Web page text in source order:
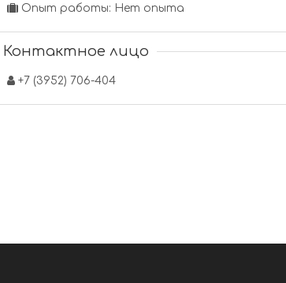
Опыт работы: Нет опыта
Контактное лицо
+7 (3952) 706-404